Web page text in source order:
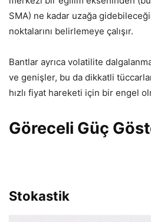
SMA) ne kadar uzağa
noktalarını belirlemeye çalışır.
Bantlar ayrıca volatilite
ve genişler, bu da dikkatli
hızlı fiyat hareketi için bir engel
Göreceli Güç
Stokastik